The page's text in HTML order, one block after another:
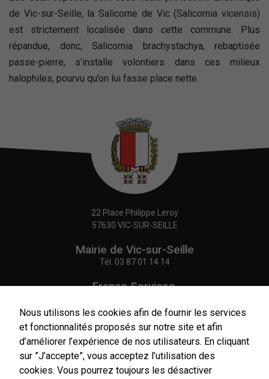
de Vic-sur-Seille, la Salicorne de Vic (Salicornia vicensis)
est strictement localisée dans cette commune. Plus
répandue, donc, Salicornia brachystachya, rebaptisée
passe-pierre, s’installe volontiers dans ces milieux
halophiles, pourvu qu’on lui fasse place nette.
22 Place Philippe Leroy
57630 VIC-SUR-SEILLE
Mairie de Vic-sur-Seille
Tél. 03 87 01 14 14
France Services,
Tél.03 87 86 41 48
NOUS CONTACTER
Nous utilisons les cookies afin de fournir les services
et fonctionnalités proposés sur notre site et afin
d’améliorer l’expérience de nos utilisateurs. En cliquant
sur ”J’accepte”, vous acceptez l’utilisation des
cookies. Vous pourrez toujours les désactiver
Nécessaires
Ces cookies
sont utiles au
bon
fonctionnement
de notre site